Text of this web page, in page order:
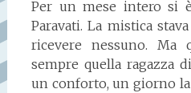
Per un mese intero si
Paravati. La mistica
ricevere nessuno. Ma
sempre quella ragazza
un conforto, un giorno